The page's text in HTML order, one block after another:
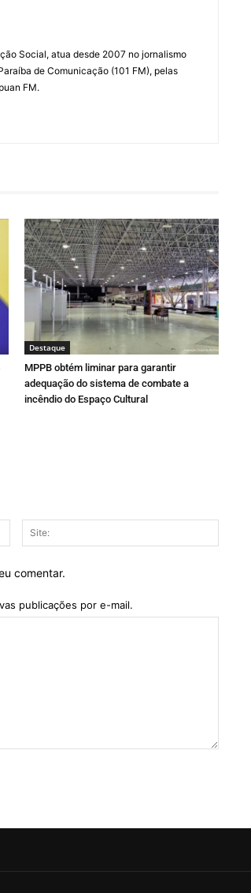
Social, atua desde 2007 no jornalismo
de Comunicação (101 FM), pelas
FM.
Destaque
MPPB obtém liminar para garantir
adequação do sistema de combate a
incêndio do Espaço Cultural
mail:*
comentar.
publicações por e-mail.